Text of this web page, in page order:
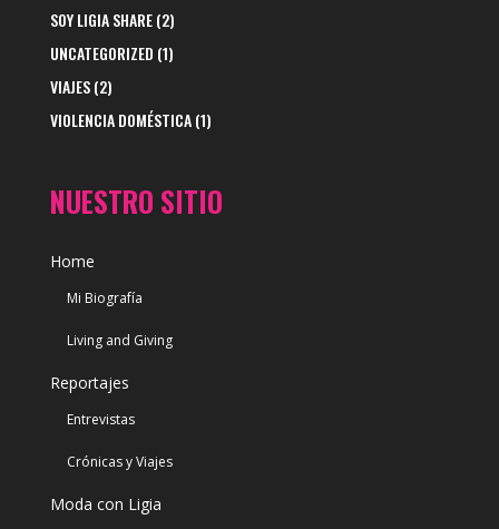
SOY LIGIA SHARE(2)
UNCATEGORIZED (1)
VIAJES(2)
VIOLENCIA DOMÉSTICA(1)
NUESTRO SITIO
Home
Mi Biografía
Living and Giving
Reportajes
Entrevistas
Crónicas y Viajes
Moda con Ligia